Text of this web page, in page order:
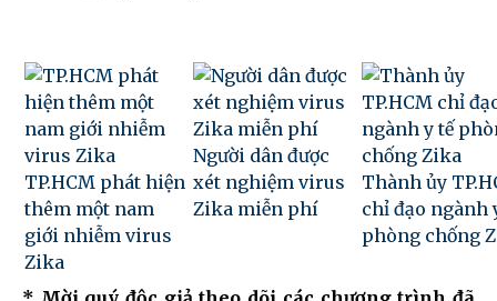
TP.HCM phát hiện
thêm một nam
giới nhiễm virus
Zika
Người dân được
xét nghiệm virus
Zika miễn phí
Thành ủy
chỉ đạo ngành
phòng chống